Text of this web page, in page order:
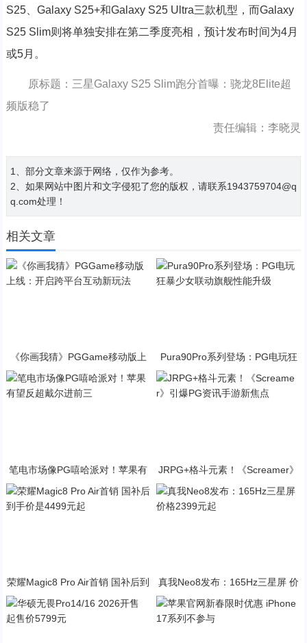
S25、Galaxy S25+和Galaxy S25 Ultra三款机型，而Galaxy
S25 Slim则将单独安排在第二季度亮相，预计发布时间为4月
或5月。
原标题：三星Galaxy S25 Slim跑分首曝：骁龙8Elite超
频版稳了
责任编辑：李晓灵
1、部分文章来源于网络，仅作为参考。
2、如果网站中图片和文字侵犯了您的版权，请联系1943759704@q
q.com处理！
相关文章
《你画我猜》PGGame移动版上
Pura90Pro系列登场：PG电玩狂
笔电市场像PG嘻哈派对！苹果有
JRPG+格斗元素！《Screamer》
荣耀Magic8 Pro Air首销 国补后到
真我Neo8发布：165Hz三星屏 价